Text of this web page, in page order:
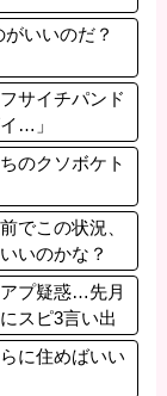
がいいのだ？
サイチパンド
…」
のクソボケト
でこの状況、
いのかな？
アプ疑惑…先月
スピ3言い出
に住めばいい